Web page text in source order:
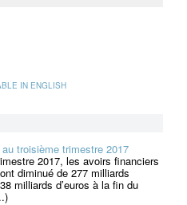
IN ENGLISH
troisième trimestre 2017
2017, les avoirs financiers
diminué de 277 milliards
milliards d’euros à la fin du